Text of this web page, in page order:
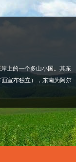
上的一个多山小国。其东
宣布独立），东南为阿尔